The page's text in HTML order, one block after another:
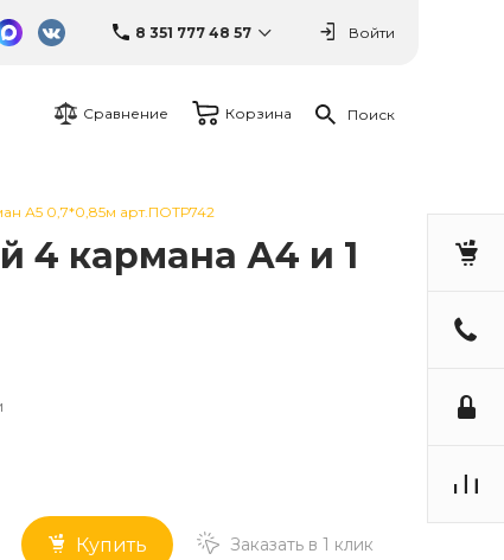
8 351 777 48 57 Войти
Сравнение Корзина Поиск
А5 0,7*0,85м арт.ПОТР742
4 кармана А4 и 1
Купить Заказать в 1 клик